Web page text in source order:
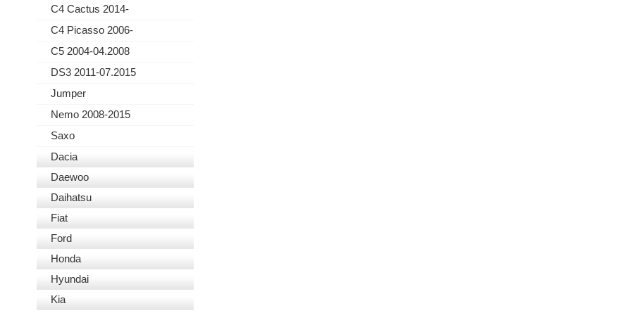
C4 Cactus 2014-
C4 Picasso 2006-
C5 2004-04.2008
DS3 2011-07.2015
Jumper
Nemo 2008-2015
Saxo
Dacia
Daewoo
Daihatsu
Fiat
Ford
Honda
Hyundai
Kia